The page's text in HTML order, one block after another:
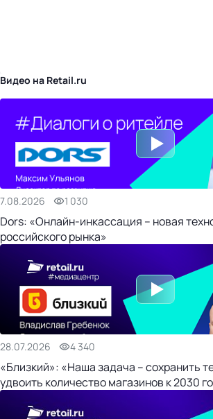
Видео на Retail.ru
7.08.2026 1 030
Dors: «Онлайн-инкассация – новая
российского рынка»
28.07.2026 4 340
«Близкий»: «Наша задача – сохранить
удвоить количество магазинов к 2030